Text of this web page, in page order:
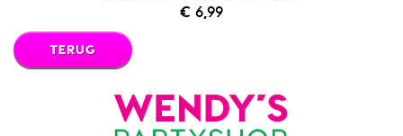
€ 6,99
TERUG